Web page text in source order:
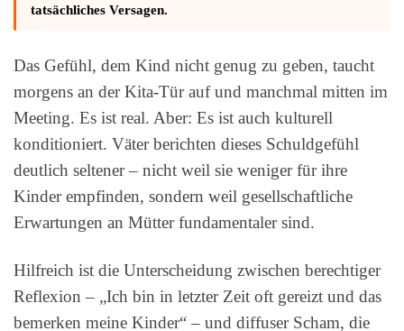
tatsächliches Versagen.
Das Gefühl, dem Kind nicht genug zu geben, taucht
morgens an der Kita-Tür auf und manchmal mitten im
Meeting. Es ist real. Aber: Es ist auch kulturell
konditioniert. Väter berichten dieses Schuldgefühl
deutlich seltener – nicht weil sie weniger für ihre
Kinder empfinden, sondern weil gesellschaftliche
Erwartungen an Mütter fundamentaler sind.
Hilfreich ist die Unterscheidung zwischen berechtiger
Reflexion – „Ich bin in letzter Zeit oft gereizt und das
bemerken meine Kinder“ – und diffuser Scham, die